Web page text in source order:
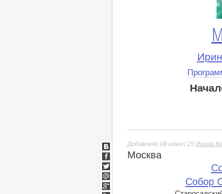
Добавлено 08 июня / 25 Ирина
Москва
Собор
ВКонтакте
Facebook
Twitter
Мой
Мир